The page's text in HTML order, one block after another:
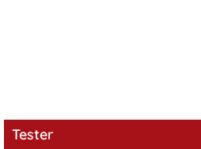
Tester